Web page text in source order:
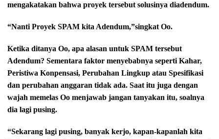
mengakatakan bahwa proyek tersebut solusinya diadendum.
“Nanti Proyek SPAM kita Adendum,”singkat Oo.
Ketika ditanya Oo, apa alasan untuk SPAM tersebut
Adendum? Sementara faktor menyebabnya seperti Kahar,
Peristiwa Konpensasi, Perubahan Lingkup atau Spesifikasi
dan perubahan anggaran tidak ada. Saat itu juga dengan
wajah memelas Oo menjawab jangan tanyakan itu, soalnya
dia lagi pusing.
“Sekarang lagi pusing, banyak kerjo, kapan-kapanlah kita